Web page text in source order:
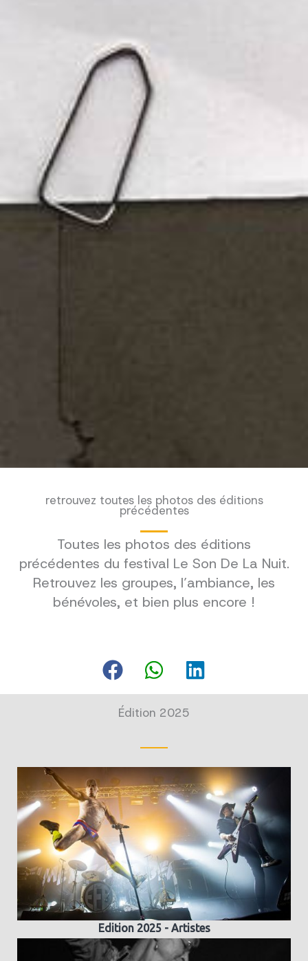
retrouvez toutes les photos des éditions
précédentes
Toutes les photos des éditions
précédentes du festival Le Son De La Nuit.
Retrouvez les groupes, l’ambiance, les
bénévoles, et bien plus encore !
Édition 2025
Edition 2025 - Artistes